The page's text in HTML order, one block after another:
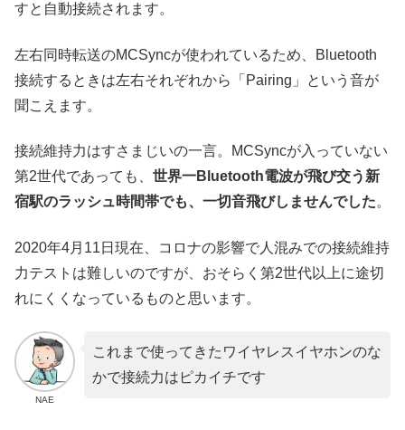
すと自動接続されます。
左右同時転送のMCSyncが使われているため、Bluetooth
接続するときは左右それぞれから「Pairing」という音が
聞こえます。
接続維持力はすさまじいの一言。MCSyncが入っていない
第2世代であっても、 世界一Bluetooth電波が飛び交う新
宿駅のラッシュ時間帯でも、一切音飛びしませんでした。
2020年4月11日現在、コロナの影響で人混みでの接続維持
力テストは難しいのですが、おそらく第2世代以上に途切
れにくくなっているものと思います。
NAE
これまで使ってきたワイヤレスイヤホンのな
かで接続力はピカイチです